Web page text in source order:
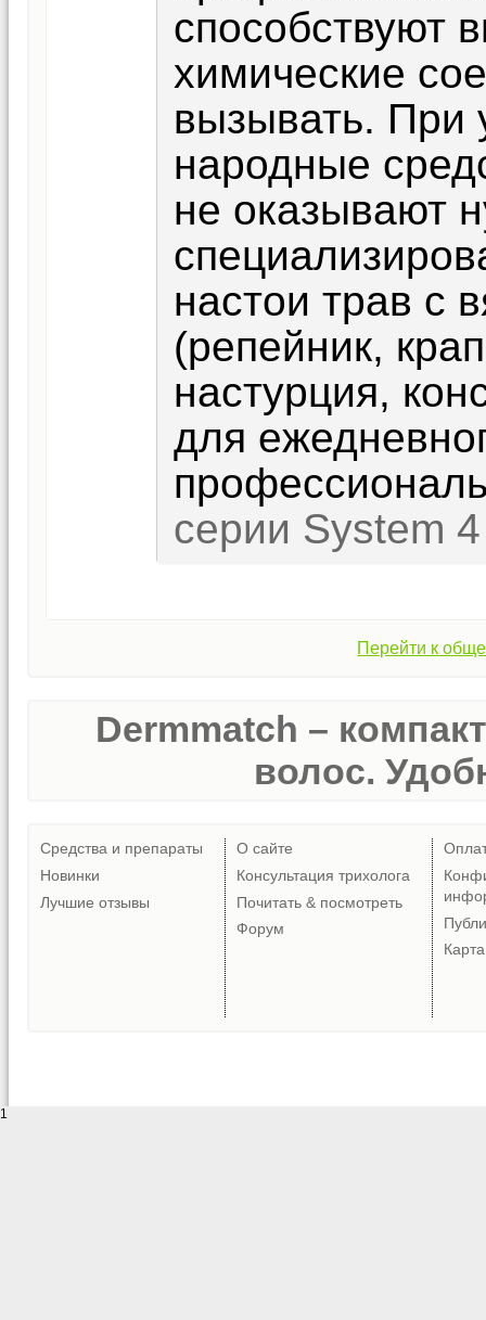
способствуют
химические
вызывать. При
народные
не оказывают
настои трав с
(репейник,
настурция,
для
серии System 4
Перейти к
Dermmatch –
волос.
Средства и препараты
Новинки
Лучшие отзывы
О сайте
Консультация трихолога
Почитать & посмотреть
Форум
1